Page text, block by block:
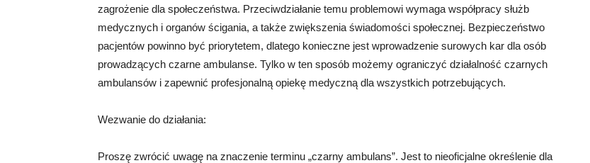
zagrożenie dla społeczeństwa. Przeciwdziałanie temu problemowi wymaga współpracy służb
medycznych i organów ścigania, a także zwiększenia świadomości społecznej. Bezpieczeństwo
pacjentów powinno być priorytetem, dlatego konieczne jest wprowadzenie surowych kar dla osób
prowadzących czarne ambulanse. Tylko w ten sposób możemy ograniczyć działalność czarnych
ambulansów i zapewnić profesjonalną opiekę medyczną dla wszystkich potrzebujących.
Wezwanie do działania:
Proszę zwrócić uwagę na znaczenie terminu „czarny ambulans”. Jest to nieoficjalne określenie dla